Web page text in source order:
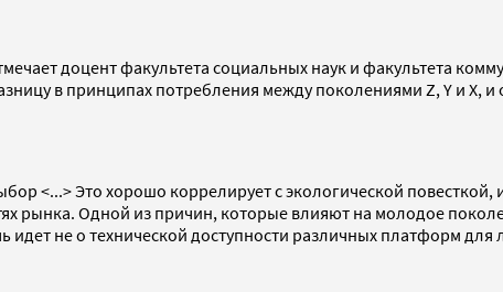
доцент факультета социальных наук и факультета
в принципах потребления между поколениями Z, Y и X,
<...> Это хорошо коррелирует с экологической
Одной из причин, которые влияют на молодое
идет не о технической доступности различных платформ